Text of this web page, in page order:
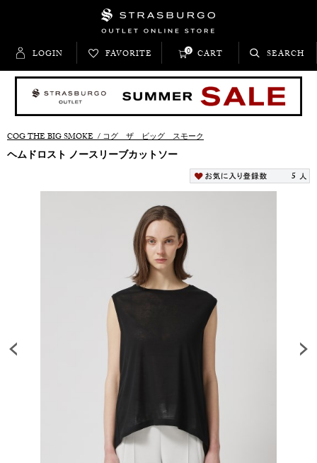
LOGIN FAVORITE CART
0 SEARCH
COG THE BIG SMOKE/コグ ザ ビッグ スモーク
ヘムドロスト ノースリーブカットソー
5